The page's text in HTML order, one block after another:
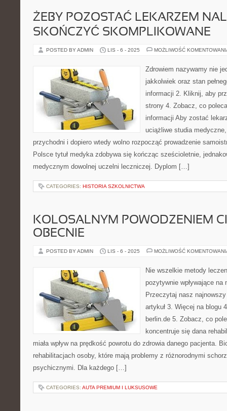
ŻEBY POZOSTAĆ LEKARZEM
SKOŃCZYĆ SKOMPLIKOWANE
POSTED BY ADMIN LIS - 6 - 2025 MOŻLIWOŚĆ
Zdrowiem nazywamy nie
jakkolwiek oraz stan
informacji 2. Kliknij, aby
strony 4. Zobacz, co
informacji Aby zostać
uciążliwe studia
przychodni i dopiero wtedy wolno rozpocząć prowadzenie
Polsce tytuł medyka zdobywa się kończąc sześcioletnie,
medycznym dowolnej uczelni leczniczej. Dyplom […]
CATEGORIES: HISTORIA SZKOLNICTWA
KOLOSALNYM POWODZENIEM
OBECNIE
POSTED BY ADMIN LIS - 6 - 2025 MOŻLIWOŚĆ
Nie wszelkie metody
pozytywnie wpływające na
Przeczytaj nasz
artykuł 3. Więcej na blogu
berlin.de 5. Zobacz, co
koncentruje się dana
miała wpływ na prędkość powrotu do zdrowia danego pacjenta.
rehabilitacjach osoby, które mają problemy z różnorodnymi
psychicznymi. Dla każdego […]
CATEGORIES: AUTA PREMIUM I LUKSUSOWE